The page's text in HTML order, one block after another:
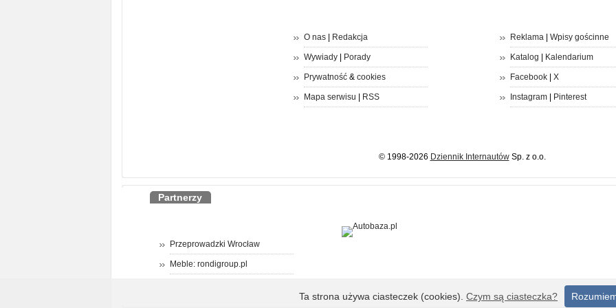
O nas| Redakcja
Wywiady| Porady
Prywatność& cookies
Mapa serwisu RSS
Reklama| Wpisy gościnne
Katalog Kalendarium
Facebook| X
Instagram| Pinterest
© 1998-2026 Dziennik InternautówSp. z o.o.
Partnerzy
Przeprowadzki Wrocław
Meble: rondigroup.pl
Ta strona używa ciasteczek (cookies). Czym są ciasteczka?